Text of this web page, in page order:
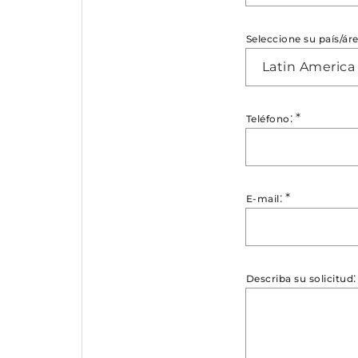
Seleccione su país/
Latin America
Teléfono : *
E-mail: *
Describa su solicitud